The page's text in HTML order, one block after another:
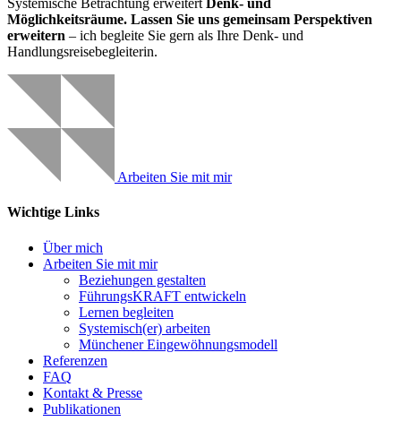
Systemische Betrachtung erweitert Denk- und
Möglichkeitsräume. Lassen Sie uns gemeinsam Perspektiven
erweitern – ich begleite Sie gern als Ihre Denk- und
Handlungsreisebegleiterin.
Arbeiten Sie mit mir
Wichtige Links
Über mich
Arbeiten Sie mit mir
Beziehungen gestalten
FührungsKRAFT entwickeln
Lernen begleiten
Systemisch(er) arbeiten
Münchener Eingewöhnungsmodell
Referenzen
FAQ
Kontakt & Presse
Publikationen